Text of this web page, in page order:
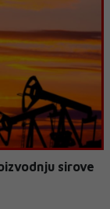
sirove